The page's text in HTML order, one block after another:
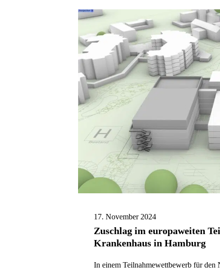
17. November 2024
Zuschlag im europaweiten
Krankenhaus in Hamburg
In einem Teilnahmewettbewerb für den